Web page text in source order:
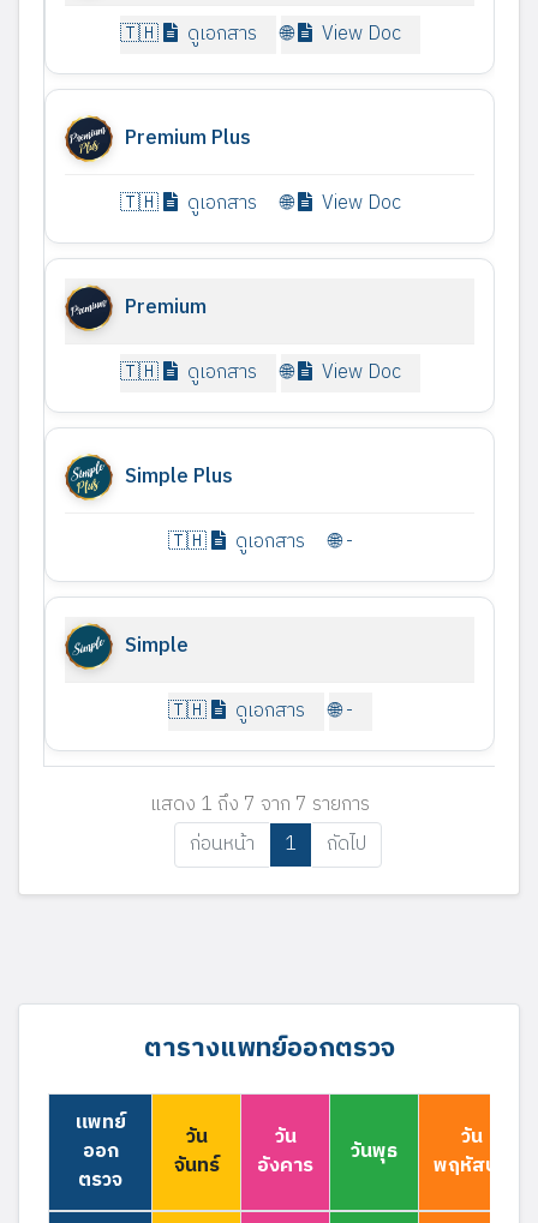
ดูเอกสาร View Doc
Premium Plus
ดูเอกสาร View Doc
Premium
ดูเอกสาร View Doc
Simple Plus
ดูเอกสาร -
Simple
ดูเอกสาร -
แสดง 1 ถึง 7 จาก 7 รายการ
ก่อนหน้า
1 ถัดไป
ตารางแพทย์ออกตรวจ
แพทย์
ออก
ตรวจ
วัน
จันทร์
วัน
อังคาร
วันพุธ
วัน
พฤหัสบดี